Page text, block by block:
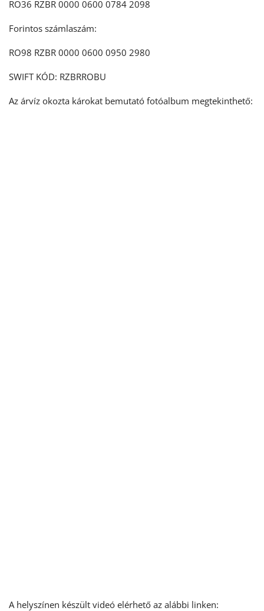
RO36 RZBR 0000 0600 0784 2098
Forintos számlaszám:
RO98 RZBR 0000 0600 0950 2980
SWIFT KÓD: RZBRROBU
Az árvíz okozta károkat bemutató fotóalbum megtekinthető:
A helyszínen készült videó elérhető az alábbi linken: